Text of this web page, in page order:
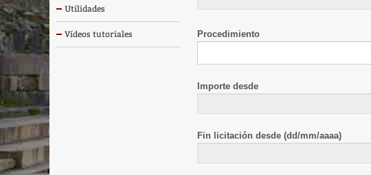
Utilidades
Vídeos tutoriales Procedimiento
Importe desde
Fin licitación desde (dd/mm/aaaa)